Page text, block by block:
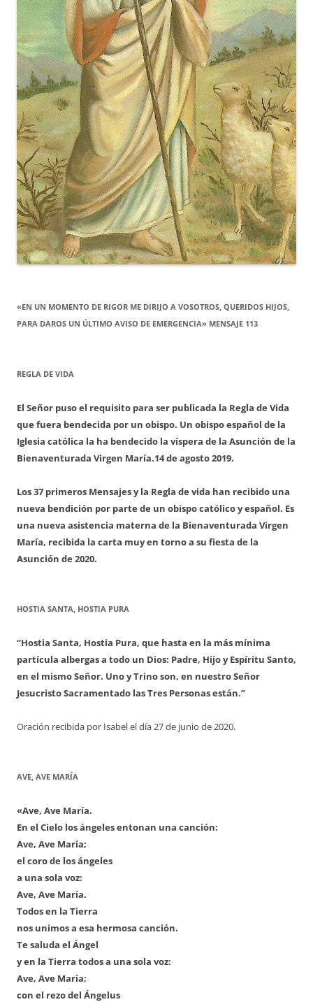
«EN UN MOMENTO DE RIGOR ME DIRIJO A VOSOTROS, QUERIDOS HIJOS,
PARA DAROS UN ÚLTIMO AVISO DE EMERGENCIA» MENSAJE 113
REGLA DE VIDA
El Señor puso el requisito para ser publicada la Regla de Vida
que fuera bendecida por un obispo. Un obispo español de la
Iglesia católica la ha bendecido la víspera de la Asunción de la
Bienaventurada Virgen María.14 de agosto 2019.
Los 37 primeros Mensajes y la Regla de vida han recibido una
nueva bendición por parte de un obispo católico y español. Es
una nueva asistencia materna de la Bienaventurada Virgen
María, recibida la carta muy en torno a su fiesta de la
Asunción de 2020.
HOSTIA SANTA, HOSTIA PURA
“Hostia Santa, Hostia Pura, que hasta en la más mínima
partícula albergas a todo un Dios: Padre, Hijo y Espíritu Santo,
en el mismo Señor. Uno y Trino son, en nuestro Señor
Jesucristo Sacramentado las Tres Personas están.”
Oración recibida por Isabel el día 27 de junio de 2020.
AVE, AVE MARÍA
«Ave, Ave María.
En el Cielo los ángeles entonan una canción:
Ave, Ave María;
el coro de los ángeles
a una sola voz:
Ave, Ave María.
Todos en la Tierra
nos unimos a esa hermosa canción.
Te saluda el Ángel
y en la Tierra todos a una sola voz:
Ave, Ave María;
con el rezo del Ángelus